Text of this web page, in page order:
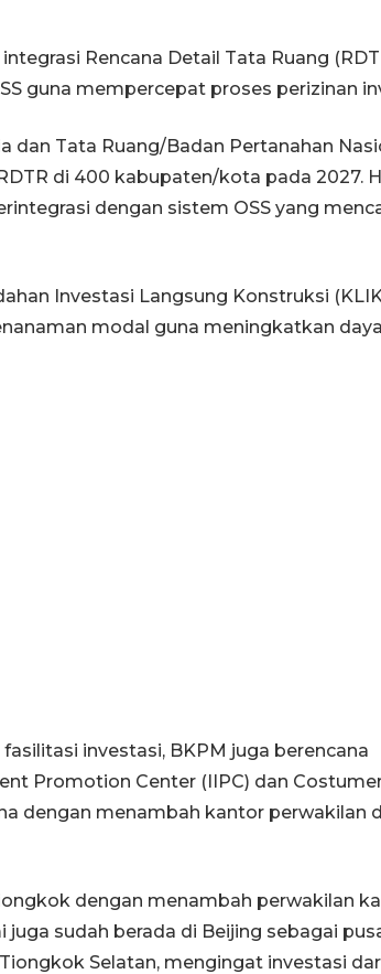
Rencana Detail Tata Ruang
guna mempercepat proses perizinan
dan Tata Ruang/Badan Pertanahan
di 400 kabupaten/kota pada 2027.
dengan sistem OSS yang
Investasi Langsung Konstruksi
modal guna meningkatkan
investasi, BKPM juga berencana
Promotion Center (IIPC) dan
dengan menambah kantor perwakilan
dengan menambah perwakilan
juga sudah berada di Beijing sebagai
Selatan, mengingat investasi